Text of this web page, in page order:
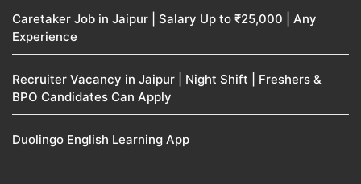
Caretaker Job in Jaipur | Salary Up to ₹25,000 | Any
Experience
Recruiter Vacancy in Jaipur | Night Shift | Freshers &
BPO Candidates Can Apply
Duolingo English Learning App